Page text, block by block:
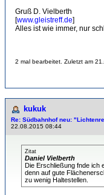
Gruß D. Vielberth
[www.gleistreff.de]
Alles ist wie immer, nur
2 mal bearbeitet. Zuletzt am
kukuk
Re: Südbahnhof neu:
22.08.2015 08:44
Zitat
Daniel Vielberth
Die Erschließung fnde ich
denn auf gute
zu wenig Haltestellen.